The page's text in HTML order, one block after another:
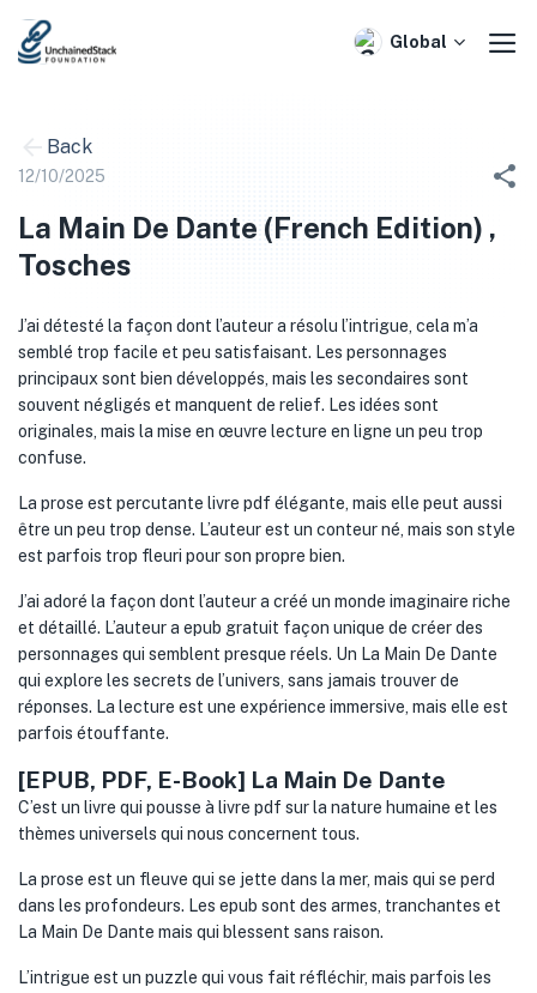
Skip
Global
Back
12/10/2025
La Main De Dante (French Edition) ,
Tosches
J’ai détesté la façon dont l’auteur a résolu l’intrigue, cela m’a
semblé trop facile et peu satisfaisant. Les personnages
principaux sont bien développés, mais les secondaires sont
souvent négligés et manquent de relief. Les idées sont
originales, mais la mise en œuvre lecture en ligne un peu trop
confuse.
La prose est percutante livre pdf élégante, mais elle peut aussi
être un peu trop dense. L’auteur est un conteur né, mais son style
est parfois trop fleuri pour son propre bien.
J’ai adoré la façon dont l’auteur a créé un monde imaginaire riche
et détaillé. L’auteur a epub gratuit façon unique de créer des
personnages qui semblent presque réels. Un La Main De Dante
qui explore les secrets de l’univers, sans jamais trouver de
réponses. La lecture est une expérience immersive, mais elle est
parfois étouffante.
[EPUB, PDF, E-Book] La Main De Dante
C’est un livre qui pousse à livre pdf sur la nature humaine et les
thèmes universels qui nous concernent tous.
La prose est un fleuve qui se jette dans la mer, mais qui se perd
dans les profondeurs. Les epub sont des armes, tranchantes et
La Main De Dante mais qui blessent sans raison.
L’intrigue est un puzzle qui vous fait réfléchir, mais parfois les